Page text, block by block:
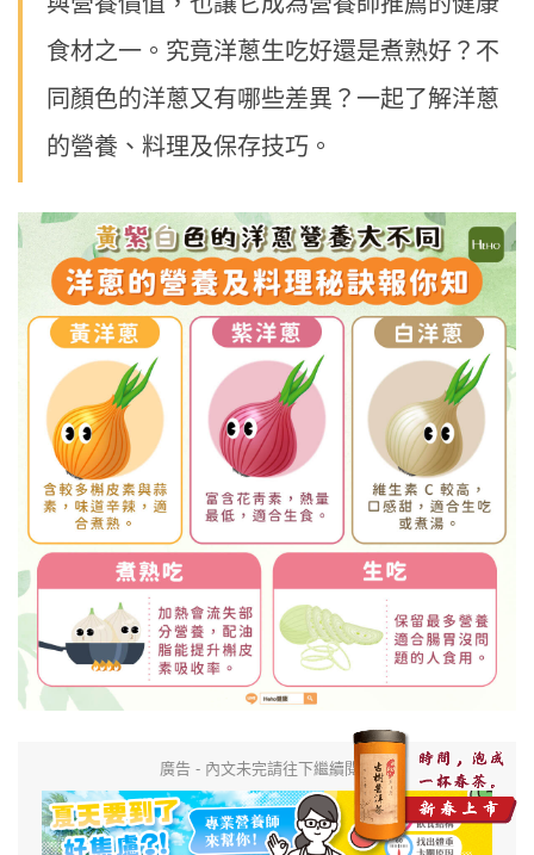
食材之一。究竟洋蔥生吃好還是煮熟好？不
同顏色的洋蔥又有哪些差異？一起了解洋蔥
的營養、料理及保存技巧。
廣告 - 內文未完請往下繼續閱讀